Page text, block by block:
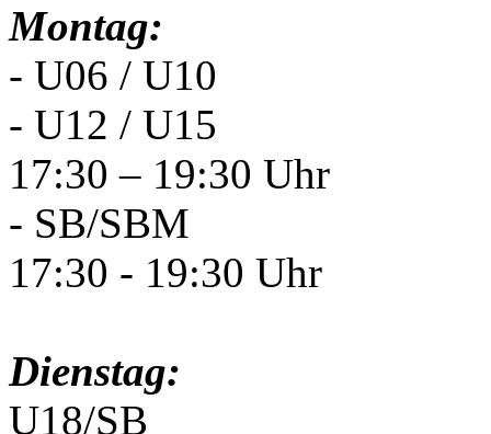
Montag:
- U06 / U10
- U12 / U15
17:30 – 19:30 Uhr
- SB/SBM
17:30 - 19:30 Uhr
Dienstag:
U18/SB